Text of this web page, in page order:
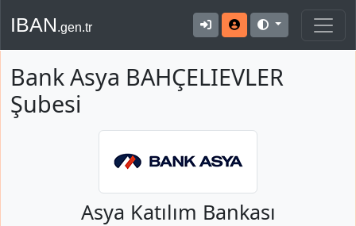
IBAN.gen.tr
Bank Asya BAHÇELIEVLER
Şubesi
Asya Katılım Bankası